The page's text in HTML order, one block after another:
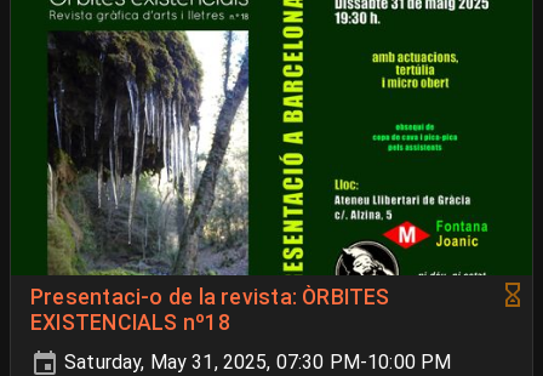
Presentaci-o de la revista: ÒRBITES
EXISTENCIALS nº18
Saturday, May 31, 2025, 07:30 PM-10:00 PM